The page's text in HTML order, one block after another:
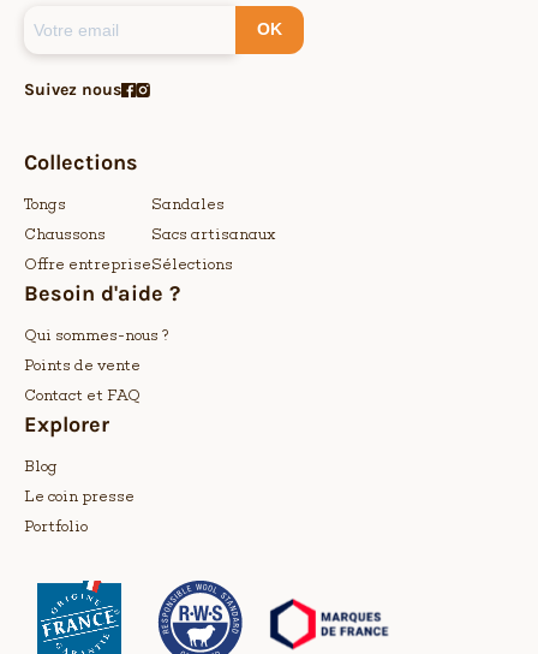
OK
Suivez nous
Collections
Tongs
Chaussons
Offre entreprise
Sandales
Sacs artisanaux
Sélections
Besoin d'aide ?
Qui sommes-nous ?
Points de vente
Contact et FAQ
Explorer
Blog
Le coin presse
Portfolio